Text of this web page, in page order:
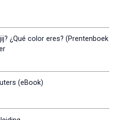
¿Qué color eres? (Prentenboek
(eBook)